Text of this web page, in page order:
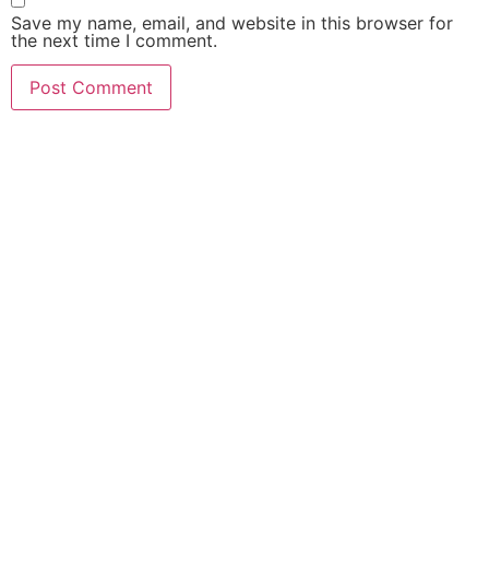
Save my name, email, and website in this browser for
the next time I comment.